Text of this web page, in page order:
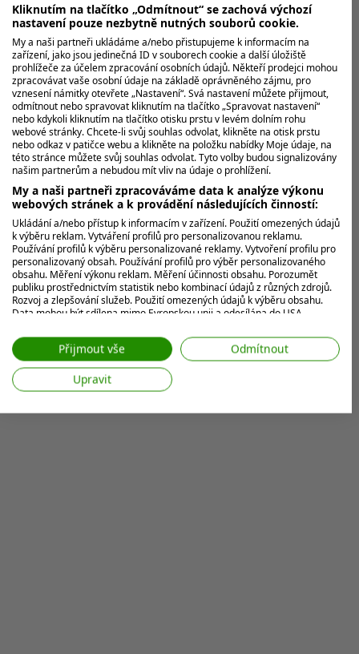
Lekce trpělivosti. Daniel Berger vede na
Arnold Palmer po 2 kolech o 5 ran
Daniel Berger vede Arnold Palmer Invitational s
náskokem pěti ran. Na vyprahlém Bay Hill předvedl
lekci trpělivosti. Po dvou...
MOHLO BY VÁS ZAJÍMAT
Kliknutím na tlačítko „Odmítnout“ se zachová výchozí
nastavení pouze nezbytně nutných souborů cookie.
My a naši partneři ukládáme a/nebo přistupujeme k informacím na
zařízení, jako jsou jedinečná ID v souborech cookie a další úložiště
prohlížeče za účelem zpracování osobních údajů. Někteří prodejci mohou
zpracovávat vaše osobní údaje na základě oprávněného zájmu, pro
vznesení námitky otevřete „Nastavení“. Svá nastavení můžete přijmout,
odmítnout nebo spravovat kliknutím na tlačítko „Spravovat nastavení“
nebo kdykoli kliknutím na tlačítko otisku prstu v levém dolním rohu
webové stránky. Chcete-li svůj souhlas odvolat, klikněte na otisk prstu
nebo odkaz v patičce webu a klikněte na položku nabídky Moje údaje, na
této stránce můžete svůj souhlas odvolat. Tyto volby budou signalizovány
našim partnerům a nebudou mít vliv na údaje o prohlížení.
My a naši partneři zpracováváme data k analýze výkonu
webových stránek a k provádění následujících činností:
Ukládání a/nebo přístup k informacím v zařízení. Použití omezených údajů
k výběru reklam. Vytváření profilů pro personalizovanou reklamu.
Používání profilů k výběru personalizované reklamy. Vytvoření profilu pro
personalizovaný obsah. Používání profilů pro výběr personalizovaného
obsahu. Měření výkonu reklam. Měření účinnosti obsahu. Porozumět
publiku prostřednictvím statistik nebo kombinací údajů z různých zdrojů.
Rozvoj a zlepšování služeb. Použití omezených údajů k výběru obsahu.
Data mohou být sdílena mimo Evropskou unii a odesílána do USA.
web/aplikaci.
Zobrazit seznam partnerů (7 Prodejci IAB)
Vaše údaje používáme pro následující účely:
Přijmout vše
Odmítnout
Upravit